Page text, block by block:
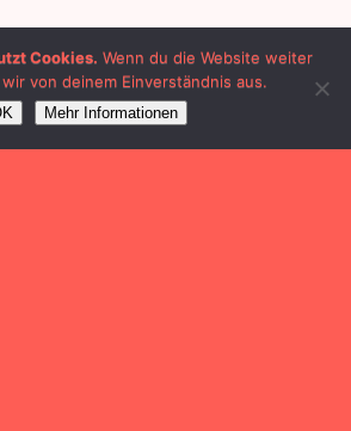
Cookies. Wenn du die Website weiter
von deinem Einverständnis aus.
Mehr Informationen